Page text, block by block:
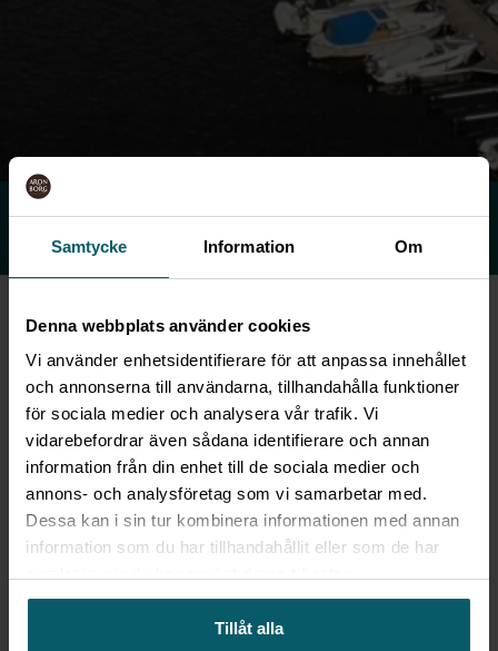
Samtycke Information Om
Denna webbplats använder cookies
Vi använder enhetsidentifierare för att anpassa innehållet
och annonserna till användarna, tillhandahålla funktioner
för sociala medier och analysera vår trafik. Vi
vidarebefordrar även sådana identifierare och annan
information från din enhet till de sociala medier och
annons- och analysföretag som vi samarbetar med.
Dessa kan i sin tur kombinera informationen med annan
information som du har tillhandahållit eller som de har
Tillåt alla
SKICKA MÖTESFÖRFRÅGAN
Svar inom 1 timme
KONFERENSANLÄGGNINGAR
Svenska Möten är experter på möten och
konferenser, och hjälper företag och
organisationer att utvecklas genom att ta tillvara
på kraften i det personliga mötet. Aronsborgs
Konferenshotell är utvalt av Svenska Möten, vilket
är en garanti för dig som kund. Vi möter höga
kvalitetskrav och är certifierade enligt
organisationens klassificeringssystem.